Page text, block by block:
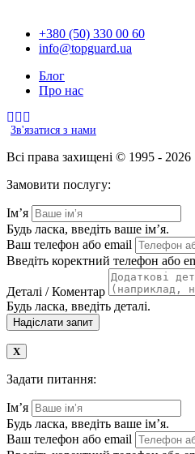
+380 (50) 330 00 60
info@topguard.ua
Блог
Про нас
Зв'язатися з нами
Всі права захищені © 1995 - 2026
Замовити послугу:
Ім’я
Будь ласка, введіть ваше ім’я.
Ваш телефон або email
Введіть коректний телефон або
Деталі / Коментар
Будь ласка, введіть деталі.
Надіслати запит
Задати питання:
Ім’я
Будь ласка, введіть ваше ім’я.
Ваш телефон або email